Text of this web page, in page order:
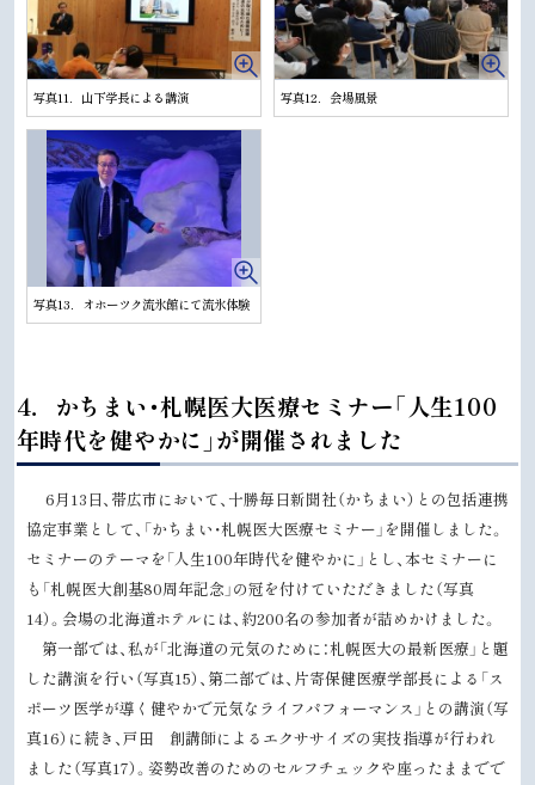
写真11．山下学長による講演 写真12．会場風景
写真13．オホーツク流氷館にて流氷体験
ト
ッ
プ
る
4．かちまい・札幌医大医療セミナー「人生100
年時代を健やかに」が開催されました
6月13日、帯広市において、十勝毎日新聞社（かちまい）との包括連携
協定事業として、「かちまい・札幌医大医療セミナー」を開催しました。
セミナーのテーマを「人生100年時代を健やかに」とし、本セミナーに
も「札幌医大創基80周年記念」の冠を付けていただきました（写真
14）。会場の北海道ホテルには、約200名の参加者が詰めかけました。
第一部では、私が「北海道の元気のために：札幌医大の最新医療」と題
した講演を行い（写真15）、第二部では、片寄保健医療学部長による「ス
ポーツ医学が導く健やかで元気なライフパフォーマンス」との講演（写
真16）に続き、戸田 創講師によるエクササイズの実技指導が行われ
ました（写真17）。姿勢改善のためのセルフチェックや座ったままでで